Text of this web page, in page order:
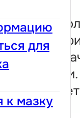
для
к мазку
до
жизни.